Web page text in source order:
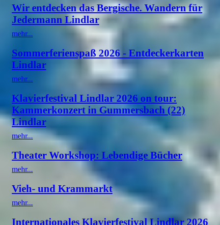
Wir entdecken das Bergische. Wandern für
Jedermann Lindlar
mehr...
Sommerferienspaß 2026 - Entdeckerkarten
Lindlar
mehr...
Klavierfestival Lindlar 2026 on tour:
Kammerkonzert in Gummersbach (22)
Lindlar
mehr...
Theater Workshop: Lebendige Bücher
mehr...
Vieh- und Krammarkt
mehr...
Internationales Klavierfestival Lindlar 2026